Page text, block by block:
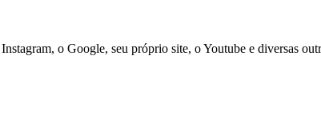
o Google, seu próprio site, o Youtube e diversas